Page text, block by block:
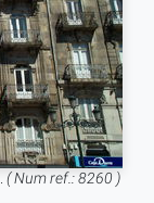
( Num ref.: 8260 )